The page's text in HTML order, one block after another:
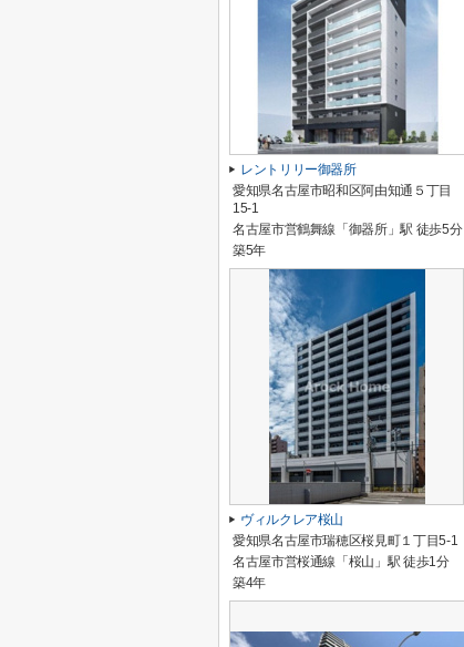
レントリリー御器所
愛知県名古屋市昭和区阿由知通５丁目
15-1
名古屋市営鶴舞線「御器所」駅 徒歩5分
築5年
ヴィルクレア桜山
愛知県名古屋市瑞穂区桜見町１丁目5-1
名古屋市営桜通線「桜山」駅 徒歩1分
築4年